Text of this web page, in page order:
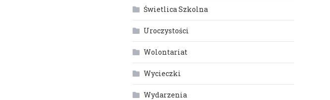
Świetlica Szkolna
Uroczystości
Wolontariat
Wycieczki
Wydarzenia